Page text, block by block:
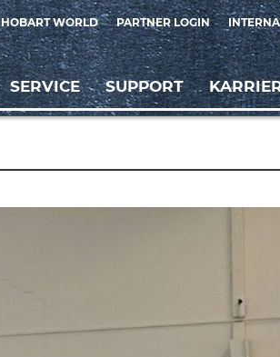
HOBART WORLD PARTNER LOGIN
SERVICE SUPPORT